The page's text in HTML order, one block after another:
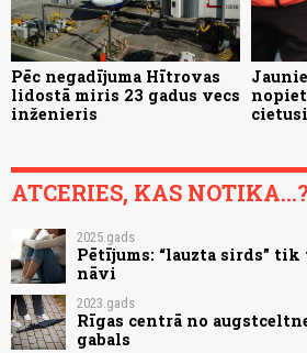
Pēc negadījuma Hītrovas
lidostā miris 23 gadus vecs
inženieris
ATCERIES, KAS NOTIKA...?
2025.gads
Pētījums: “lauzta sirds”
nāvi
2023.gads
Rīgas centrā no
gabals